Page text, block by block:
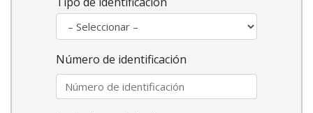
Número de identificación